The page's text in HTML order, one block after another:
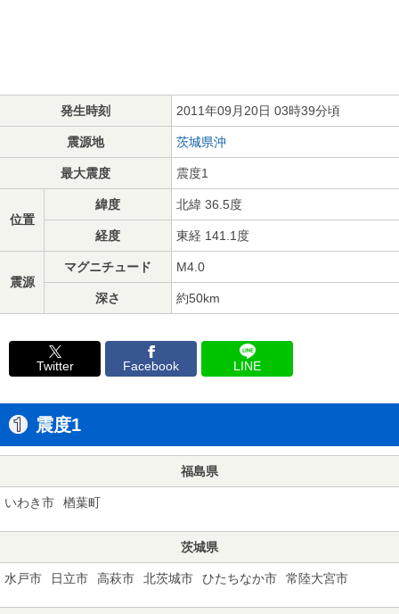
発生時刻 2011年09月20日 03時39分頃
震源地 茨城県沖
最大震度 震度1
位置
緯度 北緯 36.5度
経度 東経 141.1度
震源
マグニチュード M4.0
深さ 約50km
Twitter Facebook LINE
震度1
福島県
いわき市 楢葉町
茨城県
水戸市 日立市 高萩市 北茨城市 ひたちなか市 常陸大宮市